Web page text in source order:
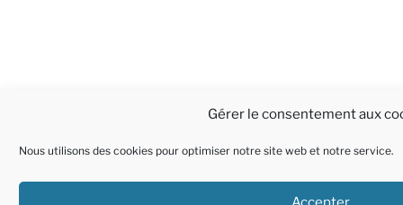
Gérer le consentement aux
Nous utilisons des cookies pour optimiser notre site web et notre service.